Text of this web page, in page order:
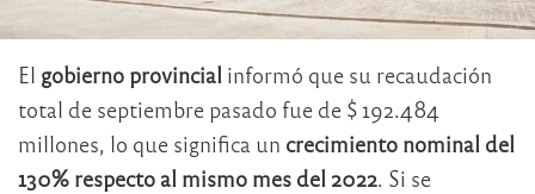
El gobierno provincial informó que su recaudación
total de septiembre pasado fue de $ 192.484
millones, lo que significa un crecimiento nominal del
130% respecto al mismo mes del 2022. Si se